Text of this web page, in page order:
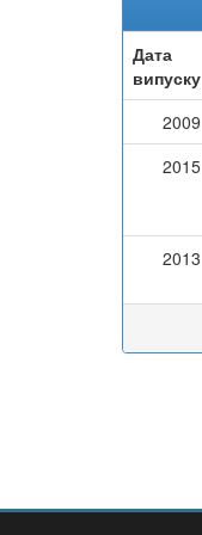
Дата
випуску
2009
2015
2013